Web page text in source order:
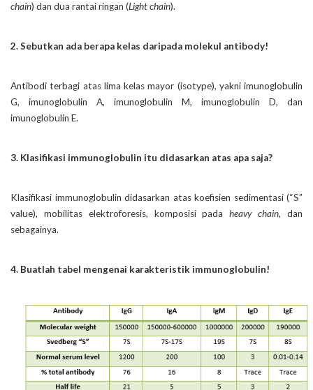
chain) dan dua rantai ringan (Light chain).
2. Sebutkan ada berapa kelas daripada molekul antibody!
Antibodi terbagi atas lima kelas mayor (isotype), yakni imunoglobulin
G, imunoglobulin A, imunoglobulin M, imunoglobulin D, dan
imunoglobulin E.
3. Klasifikasi immunoglobulin itu didasarkan atas apa saja?
Klasifikasi immunoglobulin didasarkan atas koefisien sedimentasi (“S”
value), mobilitas elektroforesis, komposisi padaheavy chain, dan
sebagainya.
4. Buatlah tabel mengenai karakteristik immunoglobulin!